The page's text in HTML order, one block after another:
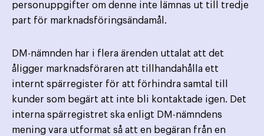
personuppgifter om denne inte lämnas ut till tredje
part för marknadsföringsändamål.
DM-nämnden har i flera ärenden uttalat att det
åligger marknadsföraren att tillhandahålla ett
internt spärregister för att förhindra samtal till
kunder som begärt att inte bli kontaktade igen. Det
interna spärregistret ska enligt DM-nämndens
mening vara utformat så att en begäran från en